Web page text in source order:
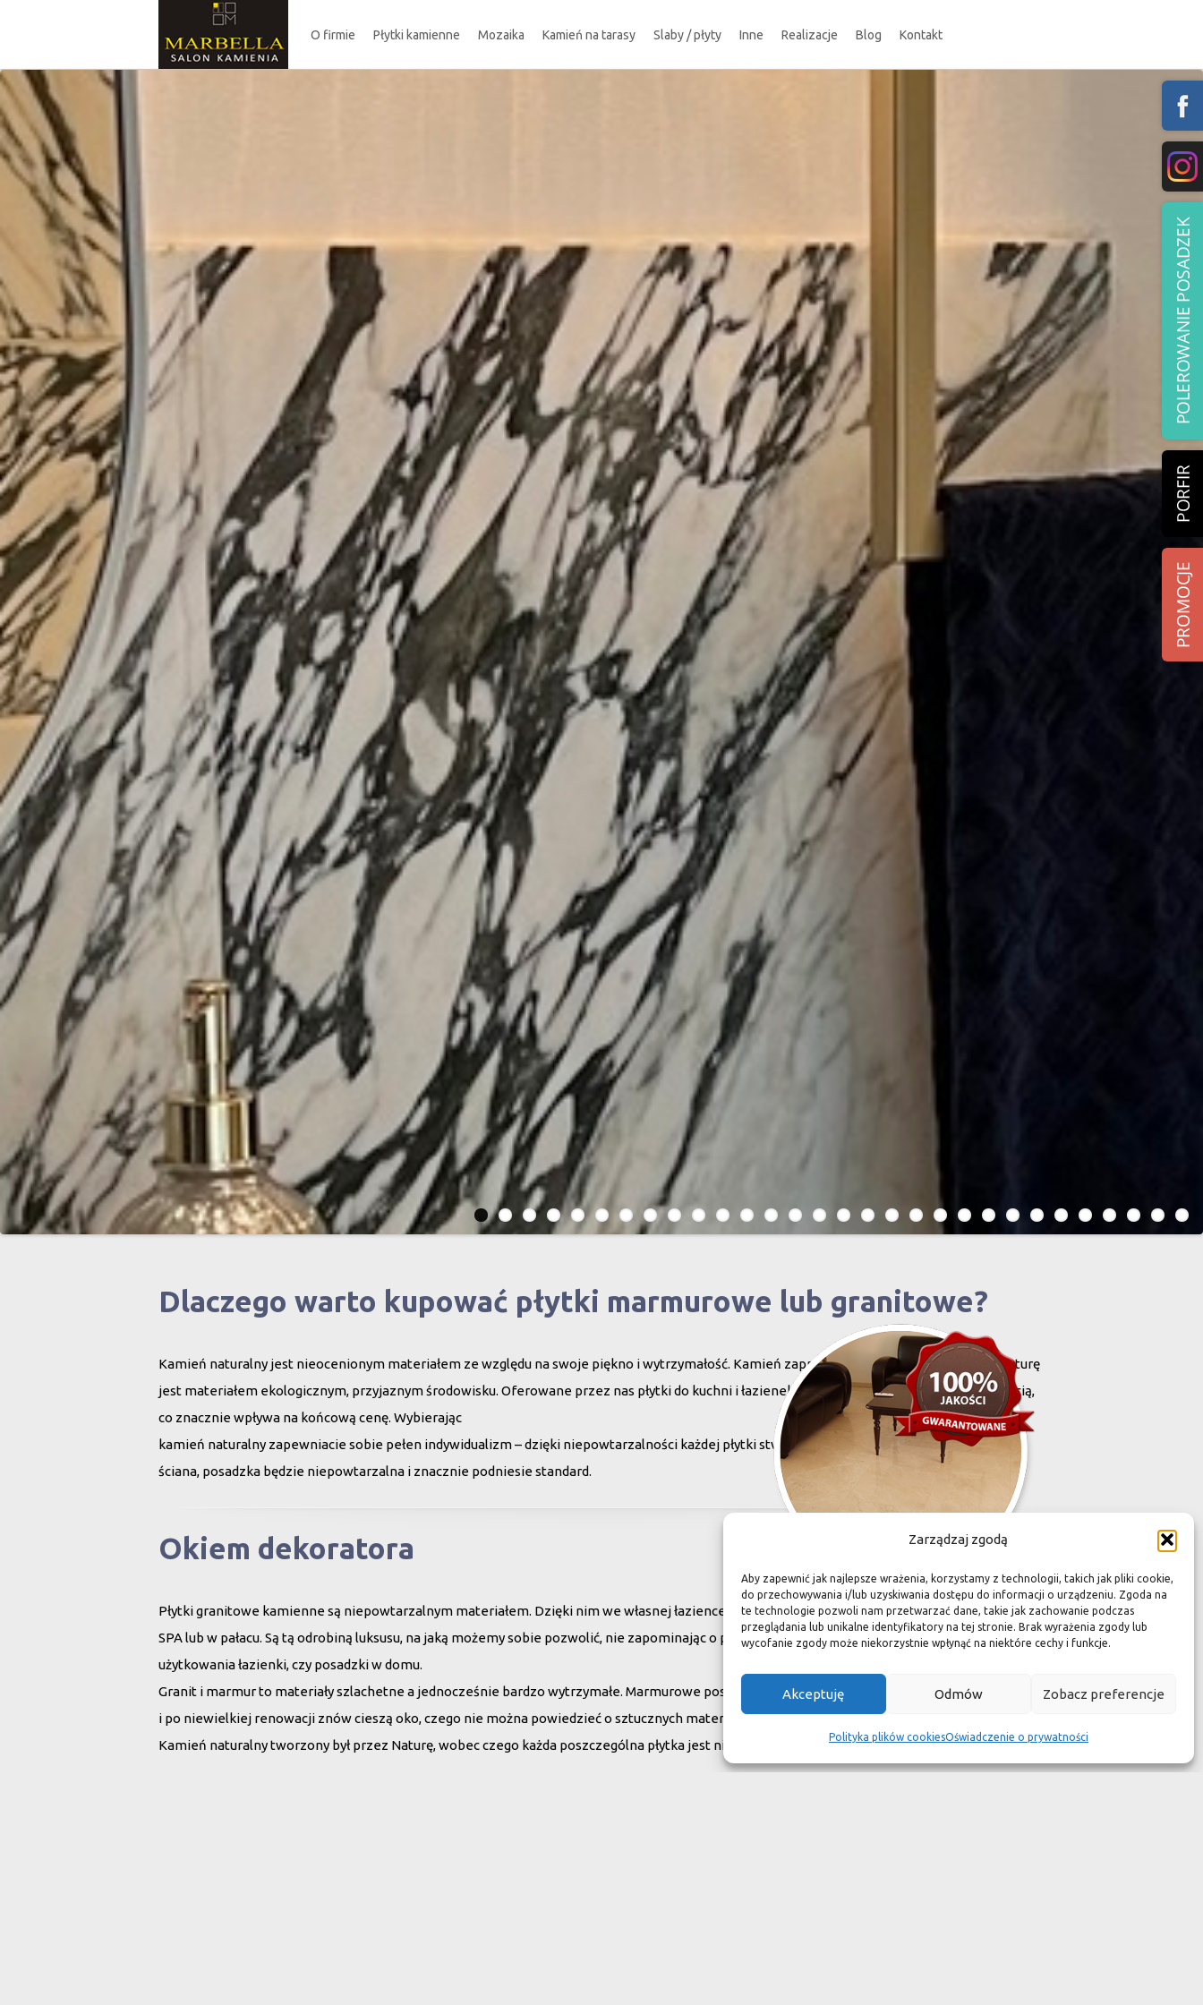
Zarządzaj zgodą
Aby zapewnić jak najlepsze wrażenia, korzystamy z technologii, takich jak pliki cookie,
do przechowywania i/lub uzyskiwania dostępu do informacji o urządzeniu. Zgoda na
te technologie pozwoli nam przetwarzać dane, takie jak zachowanie podczas
przeglądania lub unikalne identyfikatory na tej stronie. Brak wyrażenia zgody lub
wycofanie zgody może niekorzystnie wpłynąć na niektóre cechy i funkcje.
Akceptuję Odmów Zobacz preferencje
Polityka plików cookiesOświadczenie o prywatności
O firmie Płytki kamienne Mozaika Kamień na tarasy Slaby / płyty Inne Realizacje Blog Kontakt
Dlaczego warto kupować płytki marmurowe lub granitowe?
Kamień naturalny jest nieocenionym materiałem ze względu na swoje piękno i wytrzymałość. Kamień zaprojektowany i stworzony przez naturę
jest materiałem ekologicznym, przyjaznym środowisku. Oferowane przez nas płytki do kuchni i łazienek charakteryzują się niewielką grubością,
co znacznie wpływa na końcową cenę. Wybierając
kamień naturalny zapewniacie sobie pełen indywidualizm – dzięki niepowtarzalności każdej płytki stworzona przez Was przestrzeń,
ściana, posadzka będzie niepowtarzalna i znacznie podniesie standard.
Okiem dekoratora
Płytki granitowe kamienne są niepowtarzalnym materiałem. Dzięki nim we własnej łazience możemy poczuć się jak w luksusowym
SPA lub w pałacu. Są tą odrobiną luksusu, na jaką możemy sobie pozwolić, nie zapominając o praktycznym aspekcie
użytkowania łazienki, czy posadzki w domu.
Granit i marmur to materiały szlachetne a jednocześnie bardzo wytrzymałe. Marmurowe posadzki w zamkach przetrwały wieki
i po niewielkiej renowacji znów cieszą oko, czego nie można powiedzieć o sztucznych materiałach, ich żywotność jest dużo krótsza.
Kamień naturalny tworzony był przez Naturę, wobec czego każda poszczególna płytka jest niepowtarzalnym dziełem sztuki."